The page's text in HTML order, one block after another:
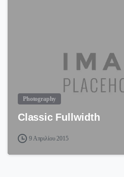
Photography
Classic Fullwidth
9 Απριλίου 2015